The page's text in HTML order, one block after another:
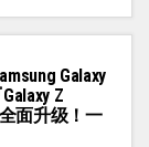
Galaxy
Z
面升级！一